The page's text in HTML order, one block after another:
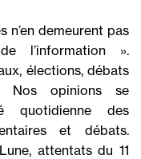
n’en demeurent pas
l’information ».
élections, débats
Nos opinions se
quotidienne des
et débats.
attentats du 11